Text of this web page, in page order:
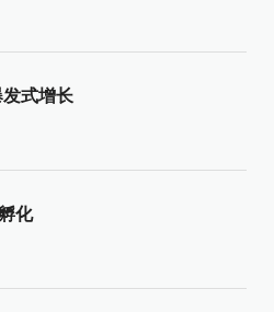
式增长
化